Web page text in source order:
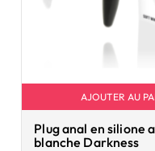
AJOUTER AU
Plug anal en silione
blanche Darkness